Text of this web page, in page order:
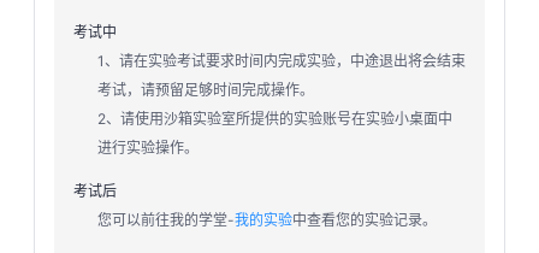
考试中
1、请在实验考试要求时间内完成实验，中途退出将会结束
考试，请预留足够时间完成操作。
2、请使用沙箱实验室所提供的实验账号在实验小桌面中
进行实验操作。
考试后
您可以前往我的学堂-我的实验中查看您的实验记录。